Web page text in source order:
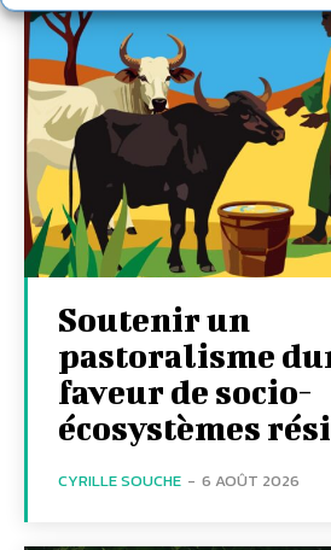
Soutenir un
pastoralisme
faveur de socio-
écosystèmes
CYRILLE SOUCHE - 6 AOÛT 2026